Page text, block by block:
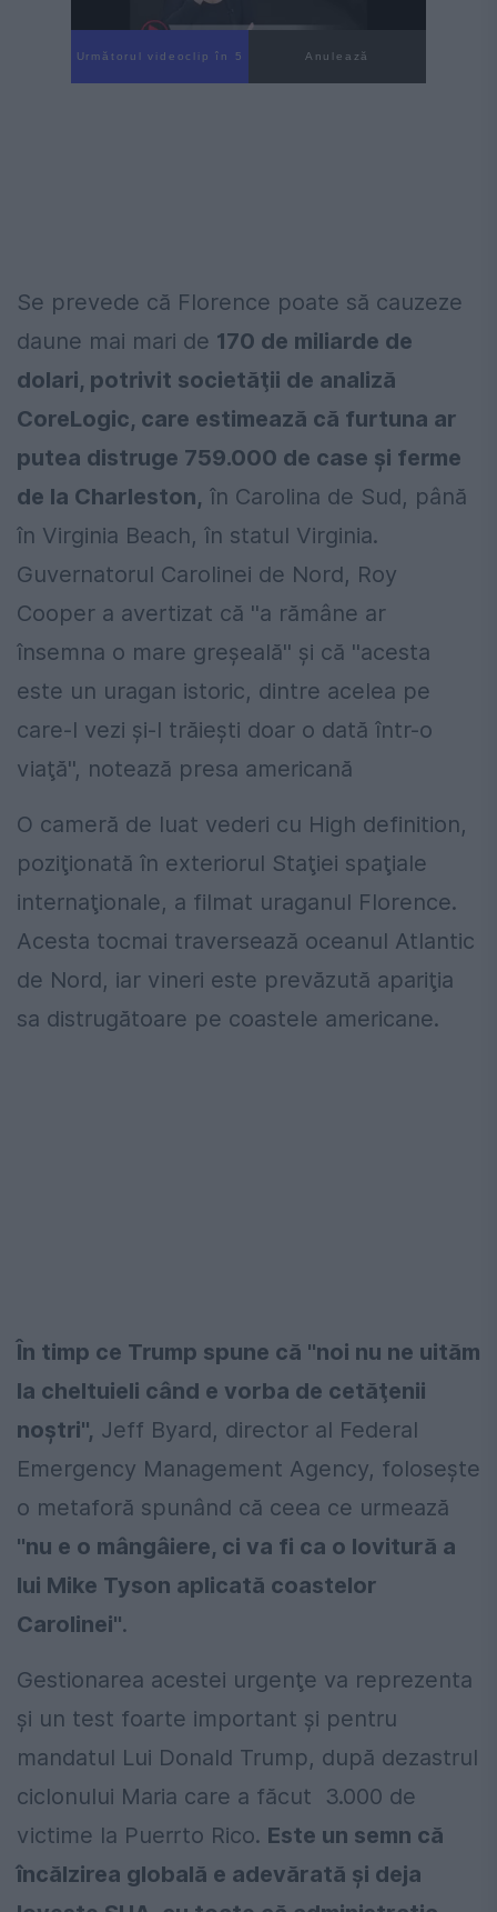
Următorul videoclip în 4 Anulează
Se prevede că Florence poate să cauzeze
daune mai mari de 170 de miliarde de
dolari, potrivit societăţii de analiză
CoreLogic, care estimează că furtuna ar
putea distruge 759.000 de case şi ferme
de la Charleston, în Carolina de Sud, până
în Virginia Beach, în statul Virginia.
Guvernatorul Carolinei de Nord, Roy
Cooper a avertizat că ''a rămâne ar
însemna o mare greşeală'' şi că ''acesta
este un uragan istoric, dintre acelea pe
care-l vezi şi-l trăieşti doar o dată într-o
viaţă'', notează presa americană
O cameră de luat vederi cu High definition,
poziţionată în exteriorul Staţiei spaţiale
internaţionale, a filmat uraganul Florence.
Acesta tocmai traversează oceanul Atlantic
de Nord, iar vineri este prevăzută apariţia
sa distrugătoare pe coastele americane.
În timp ce Trump spune că ''noi nu ne uităm
la cheltuieli când e vorba de cetăţenii
noştri'', Jeff Byard, director al Federal
Emergency Management Agency, foloseşte
o metaforă spunând că ceea ce urmează
''nu e o mângâiere, ci va fi ca o lovitură a
lui Mike Tyson aplicată coastelor
Carolinei''.
Gestionarea acestei urgenţe va reprezenta
şi un test foarte important şi pentru
mandatul Lui Donald Trump, după dezastrul
ciclonului Maria care a făcut 3.000 de
victime la Puerrto Rico. Este un semn că
încălzirea globală e adevărată şi deja